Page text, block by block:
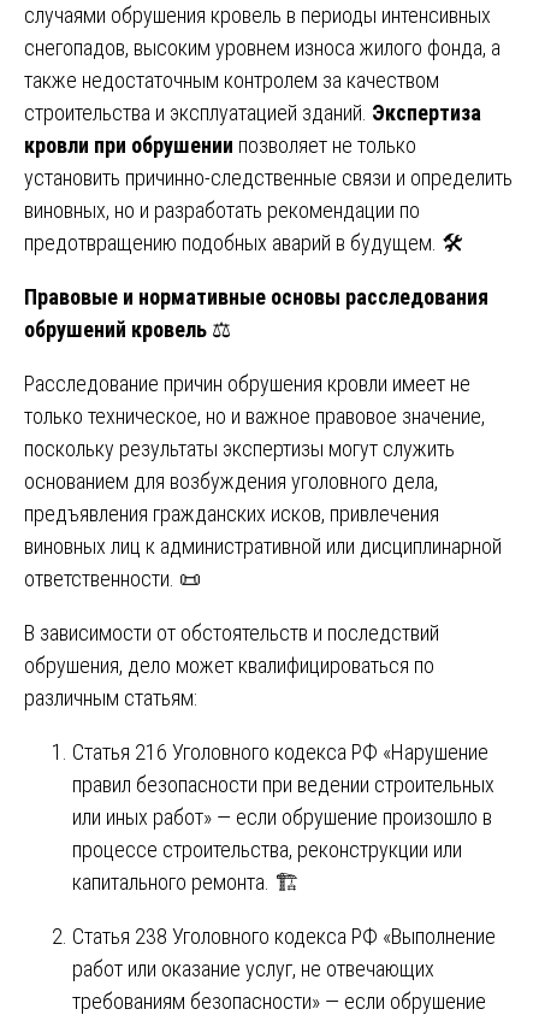
случаями обрушения кровель в периоды интенсивных
снегопадов, высоким уровнем износа жилого фонда, а
также недостаточным контролем за качеством
строительства и эксплуатацией зданий. Экспертиза
кровли при обрушении позволяет не только
установить причинно-следственные связи и определить
виновных, но и разработать рекомендации по
предотвращению подобных аварий в будущем. 🛠️
Правовые и нормативные основы расследования
обрушений кровель ⚖️
Расследование причин обрушения кровли имеет не
только техническое, но и важное правовое значение,
поскольку результаты экспертизы могут служить
основанием для возбуждения уголовного дела,
предъявления гражданских исков, привлечения
виновных лиц к административной или дисциплинарной
ответственности. 📜
В зависимости от обстоятельств и последствий
обрушения, дело может квалифицироваться по
различным статьям:
Статья 216 Уголовного кодекса РФ «Нарушение
правил безопасности при ведении строительных
или иных работ» — если обрушение произошло в
процессе строительства, реконструкции или
капитального ремонта. 🏗️
Статья 238 Уголовного кодекса РФ «Выполнение
работ или оказание услуг, не отвечающих
требованиям безопасности» — если обрушение